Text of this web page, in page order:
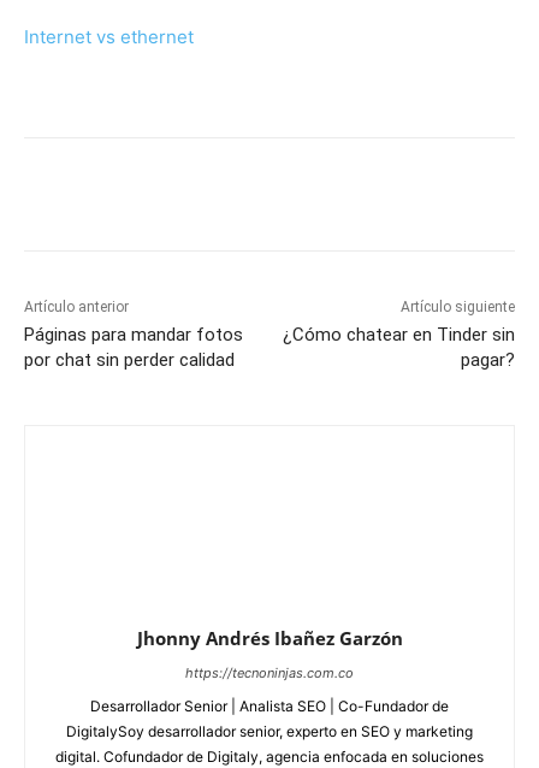
Internet vs ethernet
Artículo anterior
Páginas para mandar fotos
por chat sin perder calidad
Artículo siguiente
¿Cómo chatear en Tinder sin
pagar?
Jhonny Andrés Ibañez Garzón
https://tecnoninjas.com.co
Desarrollador Senior | Analista SEO | Co-Fundador de
DigitalySoy desarrollador senior, experto en SEO y marketing
digital. Cofundador de Digitaly, agencia enfocada en soluciones